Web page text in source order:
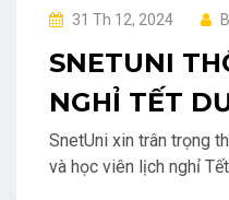
31 Th 12, 2024
SNETUNI
NGHỈ TẾT
2025
SnetUni xin trân trọng
và học viên lịch nghỉ